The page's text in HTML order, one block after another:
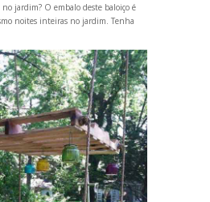
jardim? O embalo deste baloiço é
noites inteiras no jardim. Tenha